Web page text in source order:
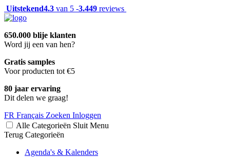
Uitstekend4.3 van 5 -3.449 reviews
650.000 blije klanten
Word jij een van hen?
Gratis samples
Voor producten tot €5
80 jaar ervaring
Dit delen we graag!
FR Français Zoeken Inloggen
Alle Categorieën Sluit Menu
Terug Categorieën
Agenda's & Kalenders